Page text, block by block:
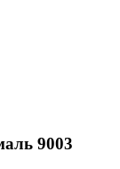
9003